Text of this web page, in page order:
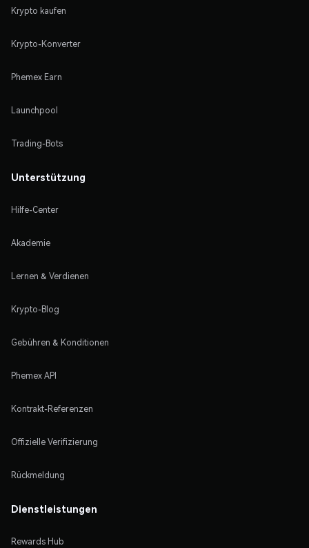
Krypto kaufen
Krypto-Konverter
Phemex Earn
Launchpool
Trading-Bots
Unterstützung
Hilfe-Center
Akademie
Lernen & Verdienen
Krypto-Blog
Gebühren & Konditionen
Phemex API
Kontrakt-Referenzen
Offizielle Verifizierung
Rückmeldung
Dienstleistungen
Rewards Hub